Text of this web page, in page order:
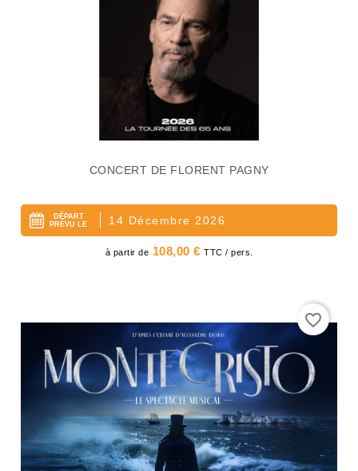
CONCERT DE FLORENT PAGNY
DÉPART
PRÉVU LE
14 Décembre 2026
Prix
à partir de 108,00 € TTC / pers.
favorite_border